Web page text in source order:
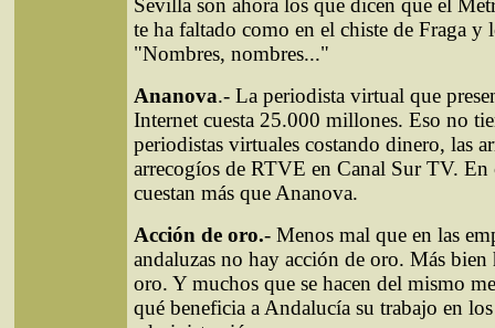
Sevilla son ahora los que dicen que el
te ha faltado como en el chiste de Fraga y
"Nombres, nombres..."
Ananova.- La periodista virtual que
Internet cuesta 25.000 millones. Eso no
periodistas virtuales costando dinero, las
arrecogíos de RTVE en Canal Sur TV. En
cuestan más que Ananova.
Acción de oro.- Menos mal que en las
andaluzas no hay acción de oro. Más
oro. Y muchos que se hacen del mismo
qué beneficia a Andalucía su trabajo en